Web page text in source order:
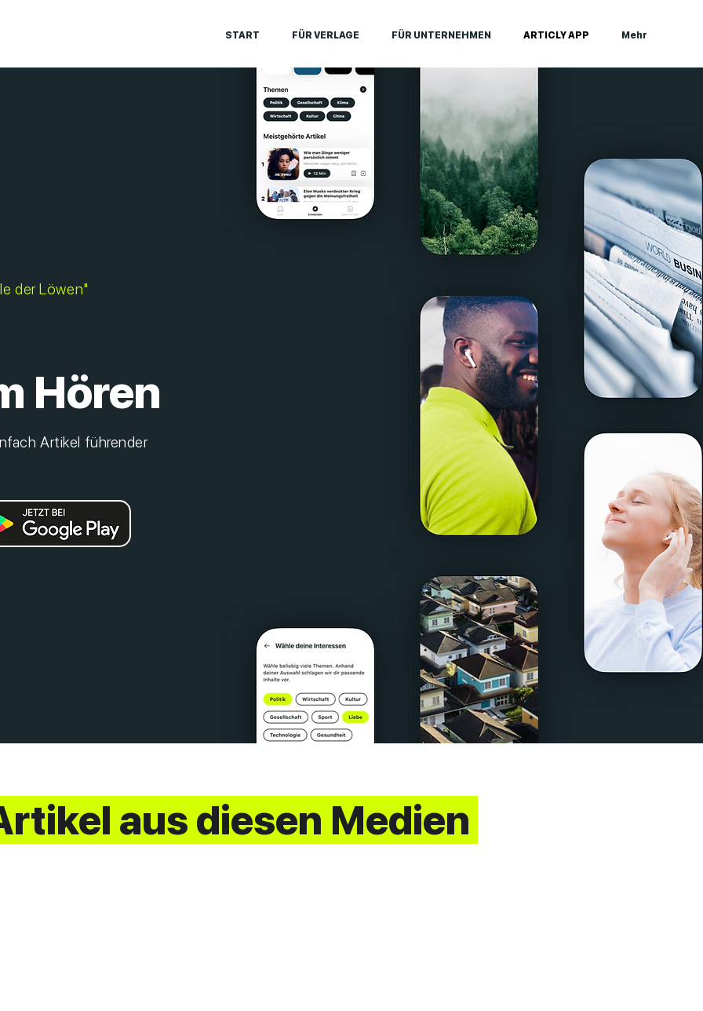
START FÜR VERLAGE FÜR UNTERNEHMEN ARTICLY APP Mehr
Artikel führender
der Löwen"
Hören
aus diesen Medien